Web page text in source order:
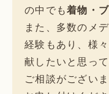
の中でも着物・
また、多数のメ
経験もあり、様
献したいと思っ
ご相談がござい